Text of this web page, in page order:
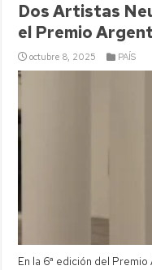
Dos Artistas
el Premio
octubre 8, 2025 PAÍS
En la 6ª edición del